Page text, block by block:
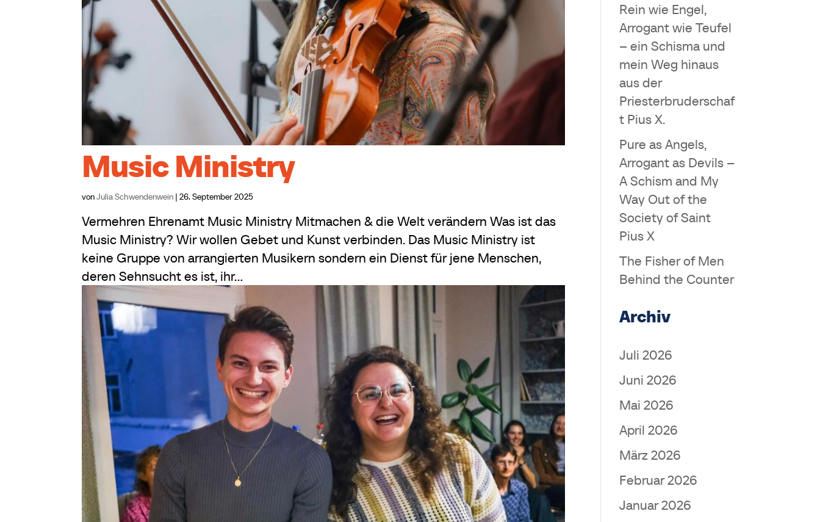
Music Ministry
vonJulia Schwendenwein |26. September 2025
Vermehren Ehrenamt Music Ministry Mitmachen & die Welt verändern Was ist das
Music Ministry? Wir wollen Gebet und Kunst verbinden. Das Music Ministry ist
keine Gruppe von arrangierten Musikern sondern ein Dienst für jene Menschen,
deren Sehnsucht es ist, ihr...
Rein wie Engel,
Arrogant wie Teufel
– ein Schisma und
mein Weg hinaus
aus der
Priesterbruderschaf
t Pius X.
Pure as Angels,
Arrogant as Devils –
A Schism and My
Way Out of the
Society of Saint
Pius X
The Fisher of Men
Behind the Counter
Archiv
Juli 2026
Juni 2026
Mai 2026
April 2026
März 2026
Februar 2026
Januar 2026